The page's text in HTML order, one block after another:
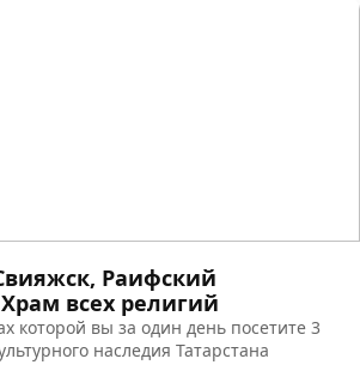
Раифский
всех религий
которой вы за один день посетите 3
наследия Татарстана